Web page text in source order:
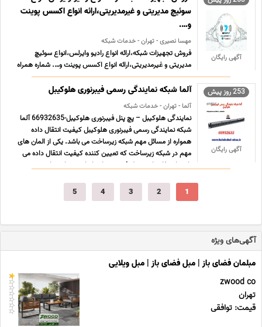
آگهی رایگان
سوئیچ مدیریتی و غیرمدیریتی،ارائه انواع اکسس پوینت
و….
مهسا نصیری - تهران - خدمات شبکه
فروش تجهیزات شبکه،ارائه انواع رادیو وایرلس،انواع سوئیچ
مدیریتی و غیرمدیریتی،ارائه انواع اکسس پوینت و…. شماره همراه
09125957252 شماره ثابت 02188806300 ادرس ایمیل
mahsa3713nasiri@gmail.com آدرس اینستاگرام
https//instagram.com/7sevenet?
igshid=YmMyMTA2M2Y= ادرس تهران- خیابان ولیعصر- ... ...
253 روز پیش
آگهی رایگان
آلما شبکه نمایندگی رسمی فیبرنوری هلوکیبل
آلما - تهران - خدمات شبکه
نمایندگی هلوکیبل – پچ پنل فیبرنوری هلوکیبل-66932635 آلما
شبکه نمایندگی رسمی فیبرنوری هلوکیبل کیفیت انتقال داده
همواره از مسائل مهم شبکه زیرساخت می باشد. یکی از المان های
مهم در شبکه زیرساخت که تعیین کننده کیفیت انتقال داده می
باشد استفاده از پچ پنل فیبرنوری استاندارد می باشد. از ... ...
1
2
3
4
5
آگهی‌های ویژه
مبلمان فضای باز | مبل فضای باز | مبل ویلایی
zwood co
تهران
قیمت: توافقی